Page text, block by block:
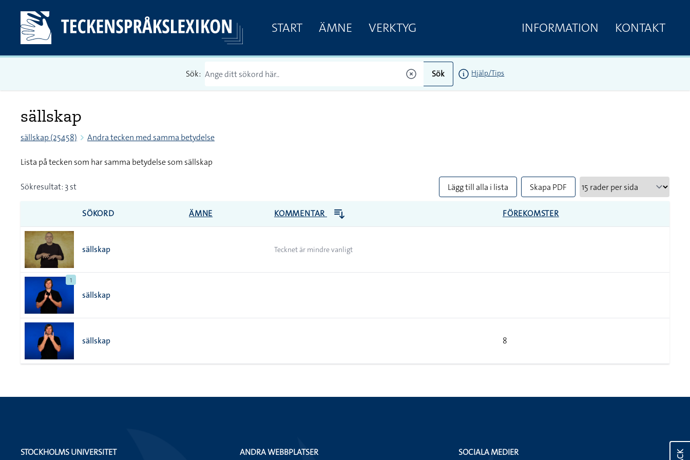
START ÄMNE VERKTYG INFORMATION KONTAKT
Sök: Sök Hjälp/Tips
sällskap
sällskap (25458) Andra tecken med samma betydelse
Lista på tecken som har samma betydelse som sällskap
Sökresultat: 3 st Lägg till alla i lista Skapa PDF
SÖKORD ÄMNE KOMMENTAR FÖREKOMSTER
sällskap Tecknet är mindre vanligt
1
sällskap
sällskap 8
STOCKHOLMS UNIVERSITET
ANDRA WEBBPLATSER SOCIALA MEDIER